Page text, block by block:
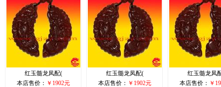
红玉髓龙凤配(
本店售价： ￥1902元
红玉髓龙凤配(
本店售价： ￥1902元
红玉髓龙凤
本店售价： ￥